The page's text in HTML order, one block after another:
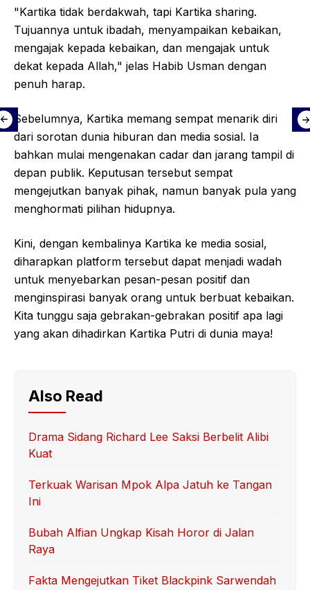
"Kartika tidak berdakwah, tapi Kartika sharing.
Tujuannya untuk ibadah, menyampaikan kebaikan,
mengajak kepada kebaikan, dan mengajak untuk
dekat kepada Allah," jelas Habib Usman dengan
penuh harap.
Sebelumnya, Kartika memang sempat menarik diri
dari sorotan dunia hiburan dan media sosial. Ia
bahkan mulai mengenakan cadar dan jarang tampil di
depan publik. Keputusan tersebut sempat
mengejutkan banyak pihak, namun banyak pula yang
menghormati pilihan hidupnya.
Kini, dengan kembalinya Kartika ke media sosial,
diharapkan platform tersebut dapat menjadi wadah
untuk menyebarkan pesan-pesan positif dan
menginspirasi banyak orang untuk berbuat kebaikan.
Kita tunggu saja gebrakan-gebrakan positif apa lagi
yang akan dihadirkan Kartika Putri di dunia maya!
Also Read
Drama Sidang Richard Lee Saksi Berbelit Alibi
Kuat
Terkuak Warisan Mpok Alpa Jatuh ke Tangan
Ini
Bubah Alfian Ungkap Kisah Horor di Jalan
Raya
Fakta Mengejutkan Tiket Blackpink Sarwendah